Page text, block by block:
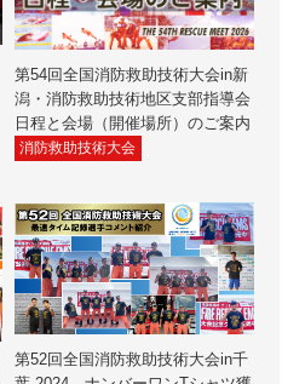
第54回全国消防救助技術大会in新
潟・消防救助技術地区支部指導会
日程と会場（開催場所）のご案内
消防救助技術大会
第52回全国消防救助技術大会in千